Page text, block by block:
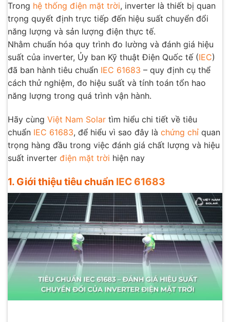
Trong hệ thống điện mặt trời, inverter là thiết bị quan
trọng quyết định trực tiếp đến hiệu suất chuyển đổi
năng lượng và sản lượng điện thực tế.
Nhằm chuẩn hóa quy trình đo lường và đánh giá hiệu
suất của inverter, Ủy ban Kỹ thuật Điện Quốc tế (IEC)
đã ban hành tiêu chuẩn IEC 61683 – quy định cụ thể
cách thử nghiệm, đo hiệu suất và tính toán tổn hao
năng lượng trong quá trình vận hành.
Hãy cùng Việt Nam Solar tìm hiểu chi tiết về tiêu
chuẩn IEC 61683, để hiểu vì sao đây là chứng chỉ quan
trọng hàng đầu trong việc đánh giá chất lượng và hiệu
suất inverter điện mặt trời hiện nay
1. Giới thiệu tiêu chuẩn IEC 61683